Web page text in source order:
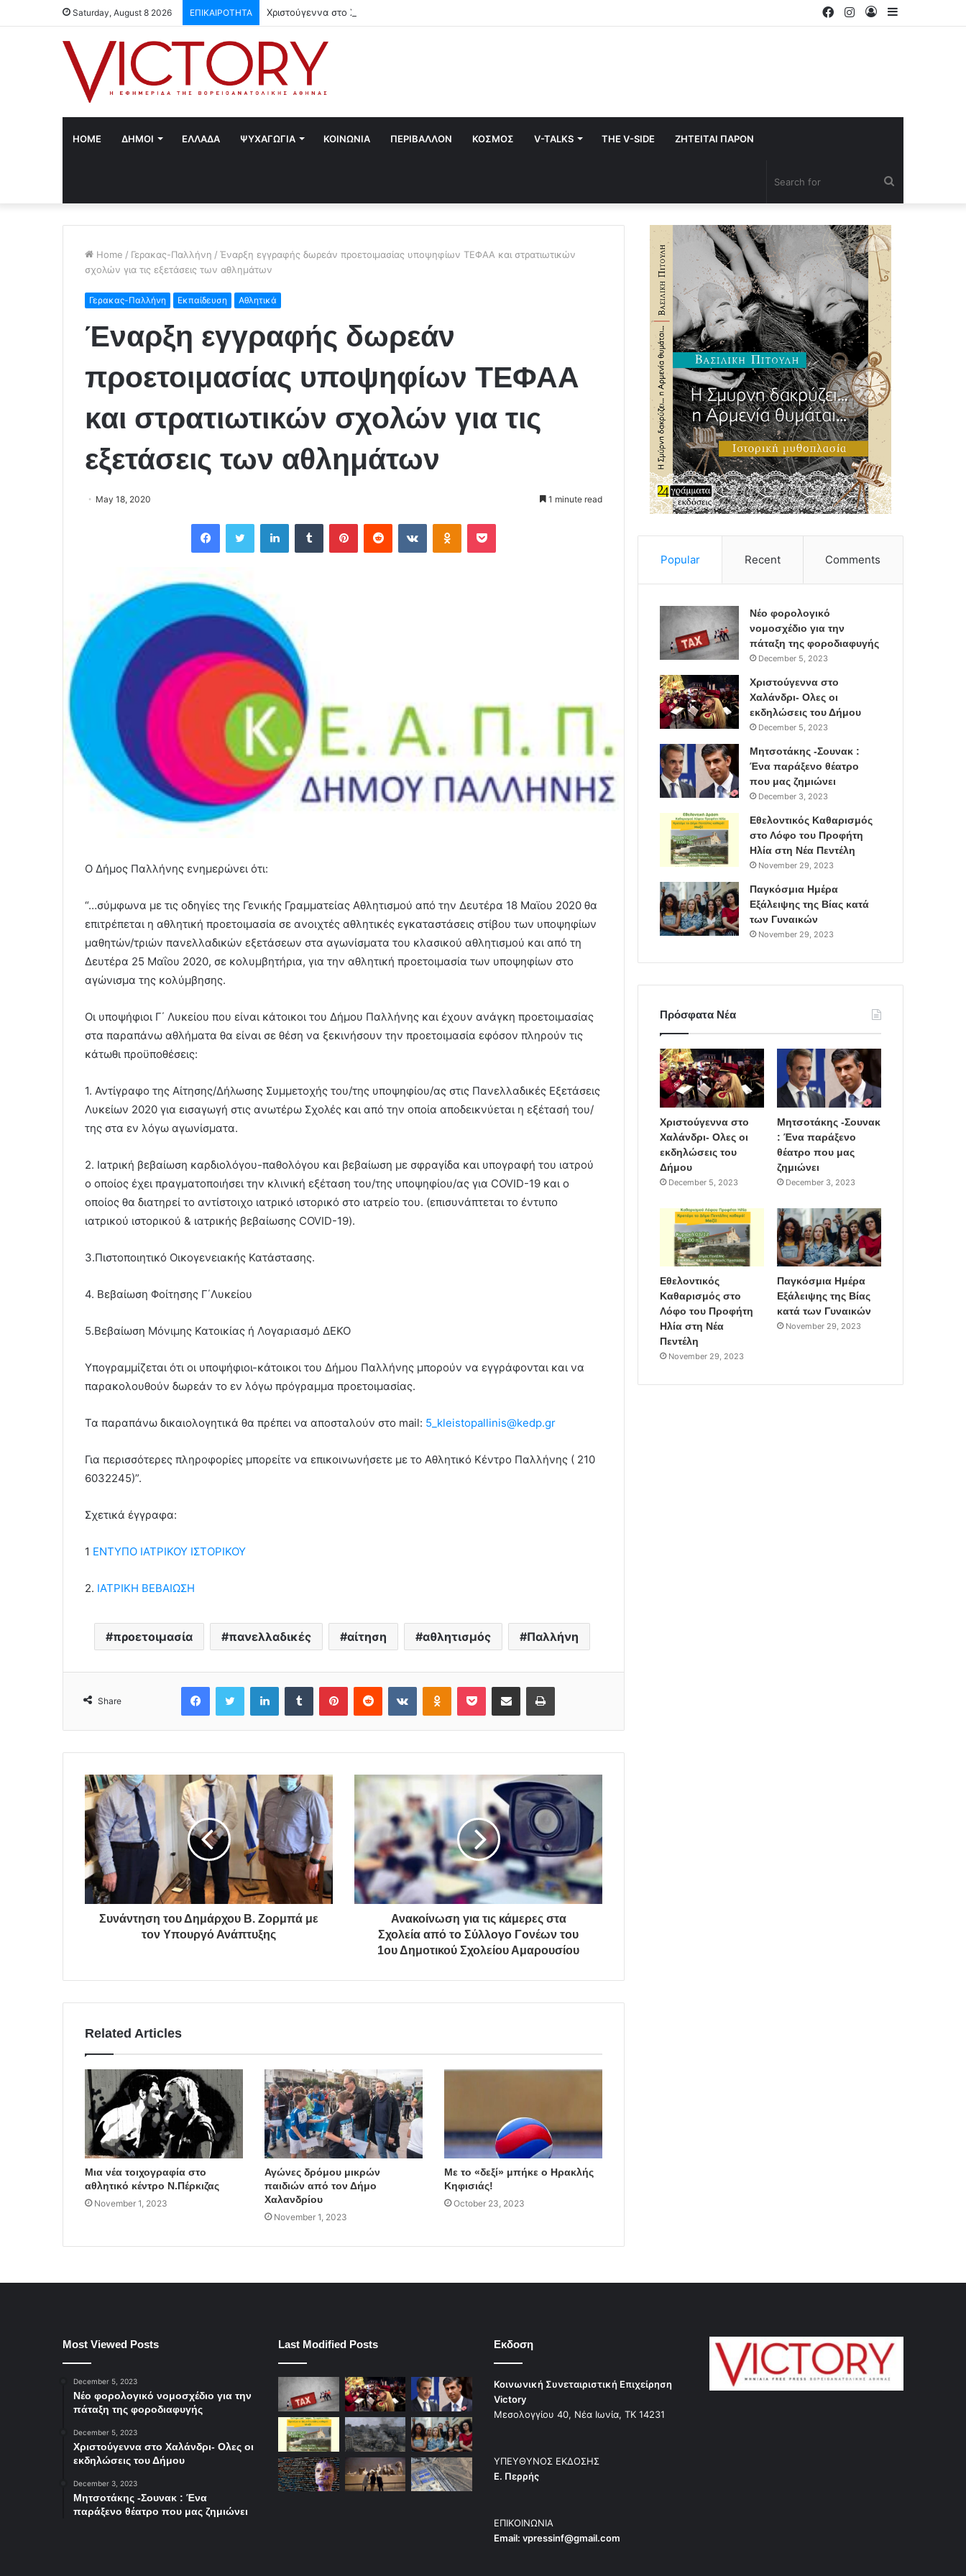
Saturday, August 8 2026 ΕΠΙΚΑΙΡΟΤΗΤΑ Χριστούγεννα στο Χαλάνδρι- Ολες οι εκδηλώσεις του Δήμου
Log
Instagram
Facebook
HOME ΔΗΜΟΙ ΕΛΛΑΔΑ ΨΥΧΑΓΩΓΙΑ ΚΟΙΝΩΝΙΑ ΠΕΡΙΒΑΛΛΟΝ ΚΟΣΜΟΣ V-TALKS THE V-SIDE ΖΗΤΕΙΤΑΙ ΠΑΡΟΝ
Home / Γερακας-Παλλήνη / Έναρξη εγγραφής δωρεάν προετοιμασίας υποψηφίων ΤΕΦΑΑ και στρατιωτικών
σχολών για τις εξετάσεις των αθλημάτων
Γερακας-Παλλήνη Εκπαίδευση Αθλητικά
Έναρξη εγγραφής δωρεάν
προετοιμασίας υποψηφίων ΤΕΦΑΑ
και στρατιωτικών σχολών για τις
εξετάσεις των αθλημάτων
May 18, 2020 1 minute read
Ο Δήμος Παλλήνης ενημερώνει ότι:
“…σύμφωνα με τις οδηγίες της Γενικής Γραμματείας Αθλητισμού από την Δευτέρα 18 Μαϊου 2020 θα
επιτρέπεται η αθλητική προετοιμασία σε ανοιχτές αθλητικές εγκαταστάσεις στίβου των υποψηφίων
μαθητών/τριών πανελλαδικών εξετάσεων στα αγωνίσματα του κλασικού αθλητισμού και από τη
Δευτέρα 25 Μαΐου 2020, σε κολυμβητήρια, για την αθλητική προετοιμασία των υποψηφίων στο
αγώνισμα της κολύμβησης.
Οι υποψήφιοι Γ΄ Λυκείου που είναι κάτοικοι του Δήμου Παλλήνης και έχουν ανάγκη προετοιμασίας
στα παραπάνω αθλήματα θα είναι σε θέση να ξεκινήσουν την προετοιμασία εφόσον πληρούν τις
κάτωθι προϋποθέσεις:
1. Αντίγραφο της Αίτησης/Δήλωσης Συμμετοχής του/της υποψηφίου/ας στις Πανελλαδικές Εξετάσεις
Λυκείων 2020 για εισαγωγή στις ανωτέρω Σχολές και από την οποία αποδεικνύεται η εξέτασή του/
της στα εν λόγω αγωνίσματα.
2. Ιατρική βεβαίωση καρδιολόγου-παθολόγου και βεβαίωση με σφραγίδα και υπογραφή του ιατρού
ο οποίος έχει πραγματοποιήσει την κλινική εξέταση του/της υποψηφίου/ας για COVID-19 και ο
οποίος θα διατηρεί το αντίστοιχο ιατρικό ιστορικό στο ιατρείο του. (επισυνάπτεται το έντυπο
ιατρικού ιστορικού & ιατρικής βεβαίωσης COVID-19).
3.Πιστοποιητικό Οικογενειακής Κατάστασης.
4. Βεβαίωση Φοίτησης Γ΄Λυκείου
5.Βεβαίωση Μόνιμης Κατοικίας ή Λογαριασμό ΔΕΚΟ
Υπογραμμίζεται ότι οι υποψήφιοι-κάτοικοι του Δήμου Παλλήνης μπορούν να εγγράφονται και να
παρακολουθούν δωρεάν το εν λόγω πρόγραμμα προετοιμασίας.
Τα παραπάνω δικαιολογητικά θα πρέπει να αποσταλούν στo mail: 5_kleistopallinis@kedp.gr
Για περισσότερες πληροφορίες μπορείτε να επικοινωνήσετε με το Αθλητικό Κέντρο Παλλήνης ( 210
6032245)”.
Σχετικά έγγραφα:
1 ΕΝΤΥΠΟ ΙΑΤΡΙΚΟΥ ΙΣΤΟΡΙΚΟΥ
2. ΙΑΤΡΙΚΗ ΒΕΒΑΙΩΣΗ
προετοιμασία πανελλαδικές αίτηση αθλητισμός Παλλήνη
Share
Συνάντηση του Δημάρχου Β. Ζορμπά με
τον Υπουργό Ανάπτυξης
Ανακοίνωση για τις κάμερες στα
Σχολεία από το Σύλλογο Γονέων του
1ου Δημοτικού Σχολείου Αμαρουσίου
Related Articles
Μια νέα τοιχογραφία στο
αθλητικό κέντρο Ν.Πέρκιζας
November 1, 2023
Αγώνες δρόμου μικρών
παιδιών από τον Δήμο
Χαλανδρίου
November 1, 2023
Με το «δεξί» μπήκε ο Ηρακλής
Κηφισιάς!
October 23, 2023
Popular Recent Comments
Νέο φορολογικό
νομοσχέδιο για την
πάταξη της φοροδιαφυγής
December 5, 2023
Χριστούγεννα στο
Χαλάνδρι- Ολες οι
εκδηλώσεις του Δήμου
December 5, 2023
Μητσοτάκης -Σουνακ :
Ένα παράξενο θέατρο
που μας ζημιώνει
December 3, 2023
Εθελοντικός Καθαρισμός
στο Λόφο του Προφήτη
Ηλία στη Νέα Πεντέλη
November 29, 2023
Παγκόσμια Ημέρα
Εξάλειψης της Βίας κατά
των Γυναικών
November 29, 2023
Πρόσφατα Νέα
Χριστούγεννα στο
Χαλάνδρι- Ολες οι
εκδηλώσεις του
Δήμου
December 5, 2023
Μητσοτάκης -Σουνακ
: Ένα παράξενο
θέατρο που μας
ζημιώνει
December 3, 2023
Εθελοντικός
Καθαρισμός στο
Λόφο του Προφήτη
Ηλία στη Νέα
Πεντέλη
November 29, 2023
Παγκόσμια Ημέρα
Εξάλειψης της Βίας
κατά των Γυναικών
November 29, 2023
Most Viewed Posts
December 5, 2023
Νέο φορολογικό νομοσχέδιο για την
πάταξη της φοροδιαφυγής
December 5, 2023
Χριστούγεννα στο Χαλάνδρι- Ολες οι
εκδηλώσεις του Δήμου
December 3, 2023
Μητσοτάκης -Σουνακ : Ένα
παράξενο θέατρο που μας ζημιώνει
Last Modified Posts Εκδοση
Κοινωνική Συνεταιριστική Επιχείρηση
Victory
Μεσολογγίου 40, Νέα Ιωνία, ΤΚ 14231
ΥΠΕΥΘΥΝΟΣ ΕΚΔΟΣΗΣ
Ε. Περρής
ΕΠΙΚΟΙΝΩΝΙΑ
Email: vpressinf@gmail.com